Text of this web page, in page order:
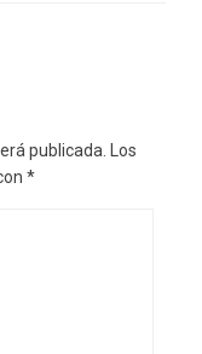
publicada.
Los
*